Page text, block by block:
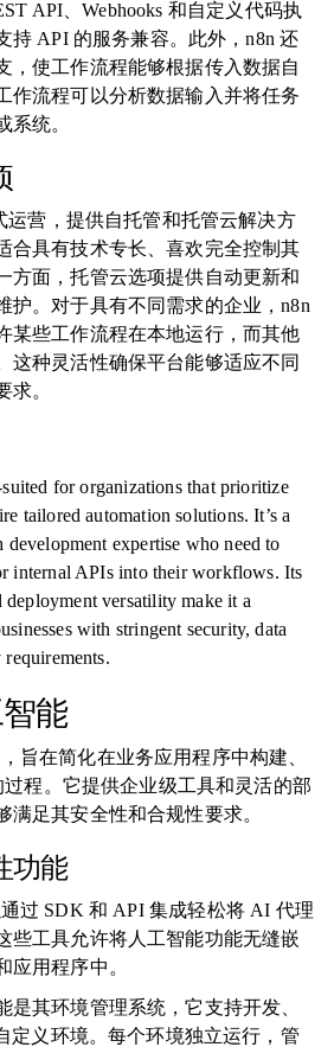
API、Webhooks 和自定义代码执
持 API 的服务兼容。此外，n8n 还
，使工作流程能够根据传入数据自
作流程可以分析数据输入并将任务
系统。
运营，提供自托管和托管云解决方
合具有技术专长、喜欢完全控制其
方面，托管云选项提供自动更新和
护。对于具有不同需求的企业，n8n
某些工作流程在本地运行，而其他
这种灵活性确保平台能够适应不同
求。
for organizations that prioritize
tailored automation solutions. It’s a
expertise who need to
internal APIs into their workflows. Its
deployment versatility make it a
with stringent security, data
能
旨在简化在业务应用程序中构建、
程。它提供企业级工具和灵活的部
满足其安全性和合规性要求。
功能
过 SDK 和 API 集成轻松将 AI 代理
些工具允许将人工智能功能无缝嵌
应用程序中。
是其环境管理系统，它支持开发、
定义环境。每个环境独立运行，管